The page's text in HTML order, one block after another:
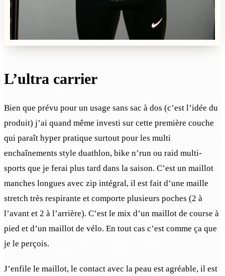
L’ultra carrier
Bien que prévu pour un usage sans sac à dos (c’est l’idée du
produit) j’ai quand même investi sur cette première couche
qui paraît hyper pratique surtout pour les multi
enchaînements style duathlon, bike n’run ou raid multi-
sports que je ferai plus tard dans la saison. C’est un maillot
manches longues avec zip intégral, il est fait d’une maille
stretch très respirante et comporte plusieurs poches (2 à
l’avant et 2 à l’arrière). C’est le mix d’un maillot de course à
pied et d’un maillot de vélo. En tout cas c’est comme ça que
je le perçois.
J’enfile le maillot, le contact avec la peau est agréable, il est